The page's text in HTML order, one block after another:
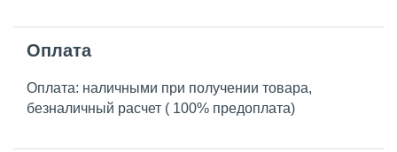
Оплата
Оплата: наличными при получении товара,
безналичный расчет ( 100% предоплата)